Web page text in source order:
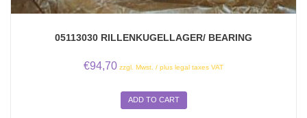
05113030 RILLENKUGELLAGER/ BEARING
€94,70 zzgl. Mwst. / plus legal taxes VAT
ADD TO CART